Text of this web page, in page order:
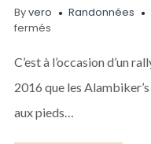
Byvero Randonnées
fermés
à
dans
la
châtaigneraie
C’est à l’occasion d’un
2016 que les
aux pieds…